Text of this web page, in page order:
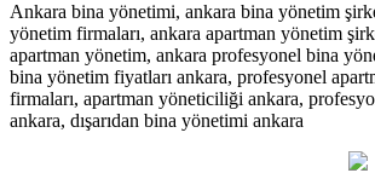
Ankara bina yönetimi, ankara bina yönetim
yönetim firmaları, ankara apartman yönetim
apartman yönetim, ankara profesyonel bina
bina yönetim fiyatları ankara, profesyonel
firmaları, apartman yöneticiliği ankara,
ankara, dışarıdan bina yönetimi ankara